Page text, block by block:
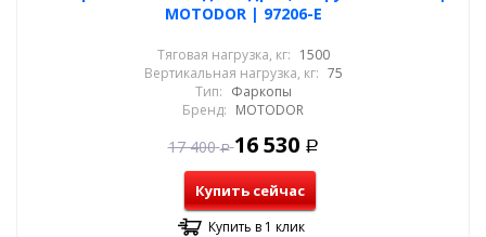
MOTODOR | 97206-E
Тяговая нагрузка, кг: 1500
Вертикальная нагрузка, кг: 75
Тип: Фаркопы
Бренд: MOTODOR
17 400 Р 16 530 Р
Купить сейчас
Купить в 1 клик